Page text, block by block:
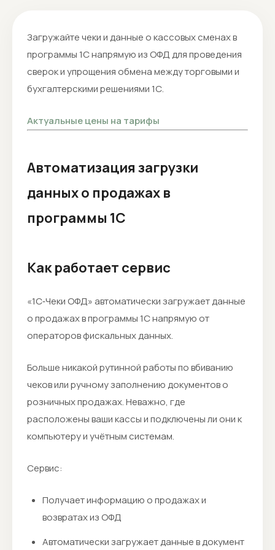
Загружайте чеки и данные о кассовых сменах в
программы 1С напрямую из ОФД для проведения
сверок и упрощения обмена между торговыми и
бухгалтерскими решениями 1С.
Актуальные цены на тарифы
Автоматизация загрузки
данных о продажах в
программы 1С
Как работает сервис
«1С‑Чеки ОФД» автоматически загружает данные
о продажах в программы 1С напрямую от
операторов фискальных данных.
Больше никакой рутинной работы по вбиванию
чеков или ручному заполнению документов о
розничных продажах. Неважно, где
расположены ваши кассы и подключены ли они к
компьютеру и учётным системам.
Сервис:
Получает информацию о продажах и
возвратах из ОФД
Автоматически загружает данные в документ